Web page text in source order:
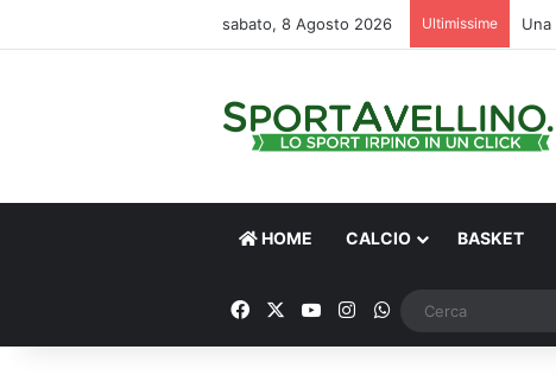
sabato, 8 Agosto 2026 Ultimissime
HOME CALCIO BASKET
FacebookYou TubeInstagram
WhatsApp